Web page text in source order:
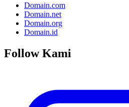
Domain.com
Domain.net
Domain.org
Domain.id
Follow Kami